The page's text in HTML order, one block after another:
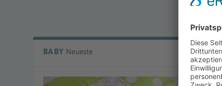
BABY Neueste